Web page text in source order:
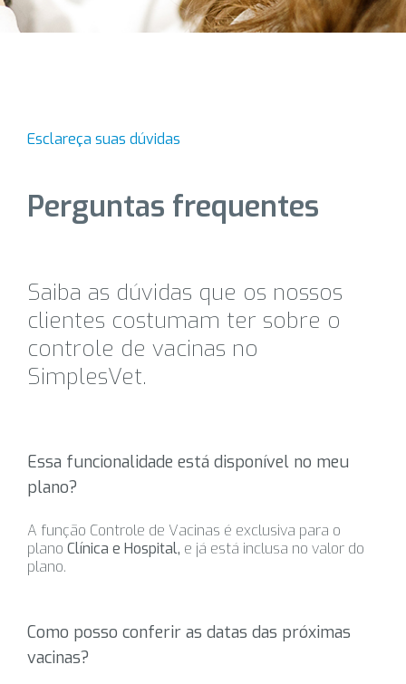
Esclareça suas dúvidas
Perguntas frequentes
Saiba as dúvidas que os nossos
clientes costumam ter sobre o
controle de vacinas no
SimplesVet.
Essa funcionalidade está disponível no meu
plano?
A função Controle de Vacinas é exclusiva para o
plano Clínica e Hospital, e já está inclusa no valor do
plano.
Como posso conferir as datas das próximas
vacinas?